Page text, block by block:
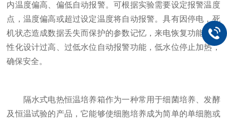
内温度偏高、偏低自动报警。可根据实验需要设定报警温度
点，温度偏高或超过设定温度将自动报警。具有因停电，死
机状态造成数据丢失而保护的参数记忆，来电恢复功能。人
性化设计过高、过低水位自动报警功能，低水位停止加热，
确保安全。
隔水式电热恒温培养箱作为一种常用于细菌培养、发酵
及恒温试验的产品，它能够使细胞培养成为简单的单细胞或